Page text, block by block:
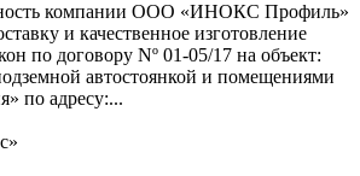
компании ООО «ИНОКС Профиль»
и качественное изготовление
по договору Nº 01-05/17 на объект:
автостоянкой и помещениями
по адресу:...